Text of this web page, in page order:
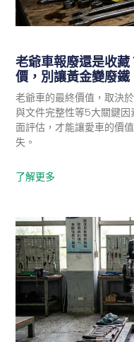
政府最新消息
報廢機車
老爺車報廢還是收
價，別讓黃金變廢鐵
老爺車的最終價值，取決
與文件完整性等5大關鍵
面評估，才能讓愛車的價
失。
了解更多